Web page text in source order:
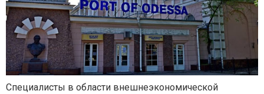
Специалисты в области внешнеэкономической